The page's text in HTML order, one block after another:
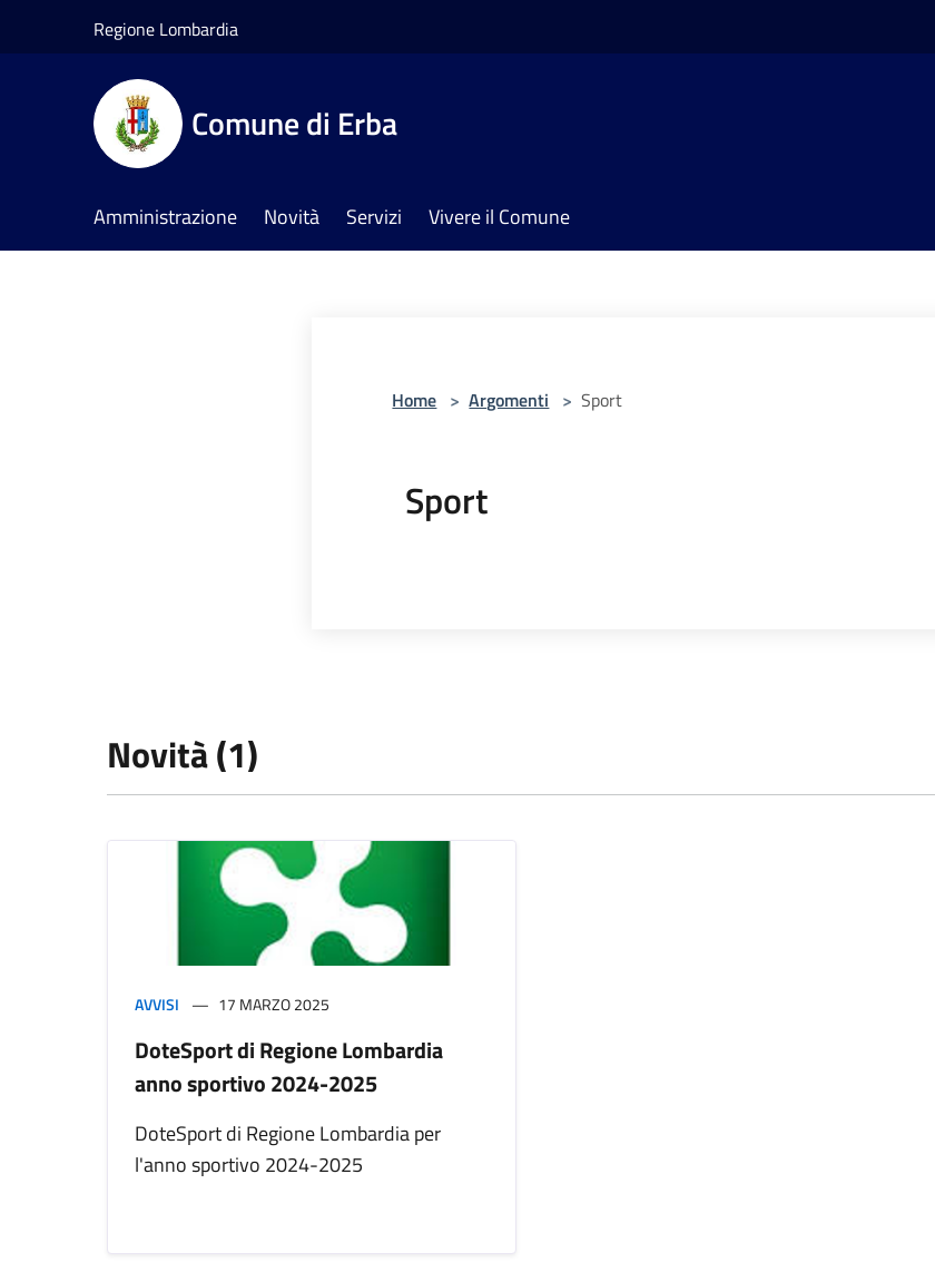
Regione Lombardia
Comune di Erba
Amministrazione Novità Servizi Vivere il Comune
Home > Argomenti > Sport
Sport
Novità (1)
AVVISI 17 MARZO 2025
DoteSport di Regione Lombardia
anno sportivo 2024-2025
DoteSport di Regione Lombardia per
l'anno sportivo 2024-2025